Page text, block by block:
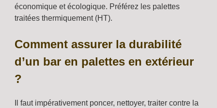
économique et écologique. Préférez les palettes
traitées thermiquement (HT).
Comment assurer la durabilité
d’un bar en palettes en extérieur
?
Il faut impérativement poncer, nettoyer, traiter contre la